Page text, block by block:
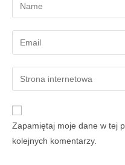
Zapamiętaj moje dane w tej
kolejnych komentarzy.